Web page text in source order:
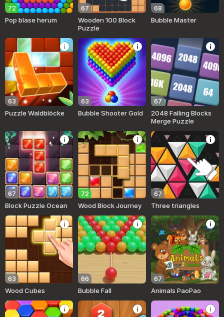
72
Pop blase herum
67
Wooden 100 Block
Puzzle
68
Bubble Master
63
Puzzle Waldblöcke
63
Bubble Shooter Gold
67
2048 Falling Blocks
Merge Puzzle
67
Block Puzzle Ocean
72
Wood Block Journey
67
Three triangles
63
Wood Cubes
66
Bubble Fall
67
Animals PaoPao